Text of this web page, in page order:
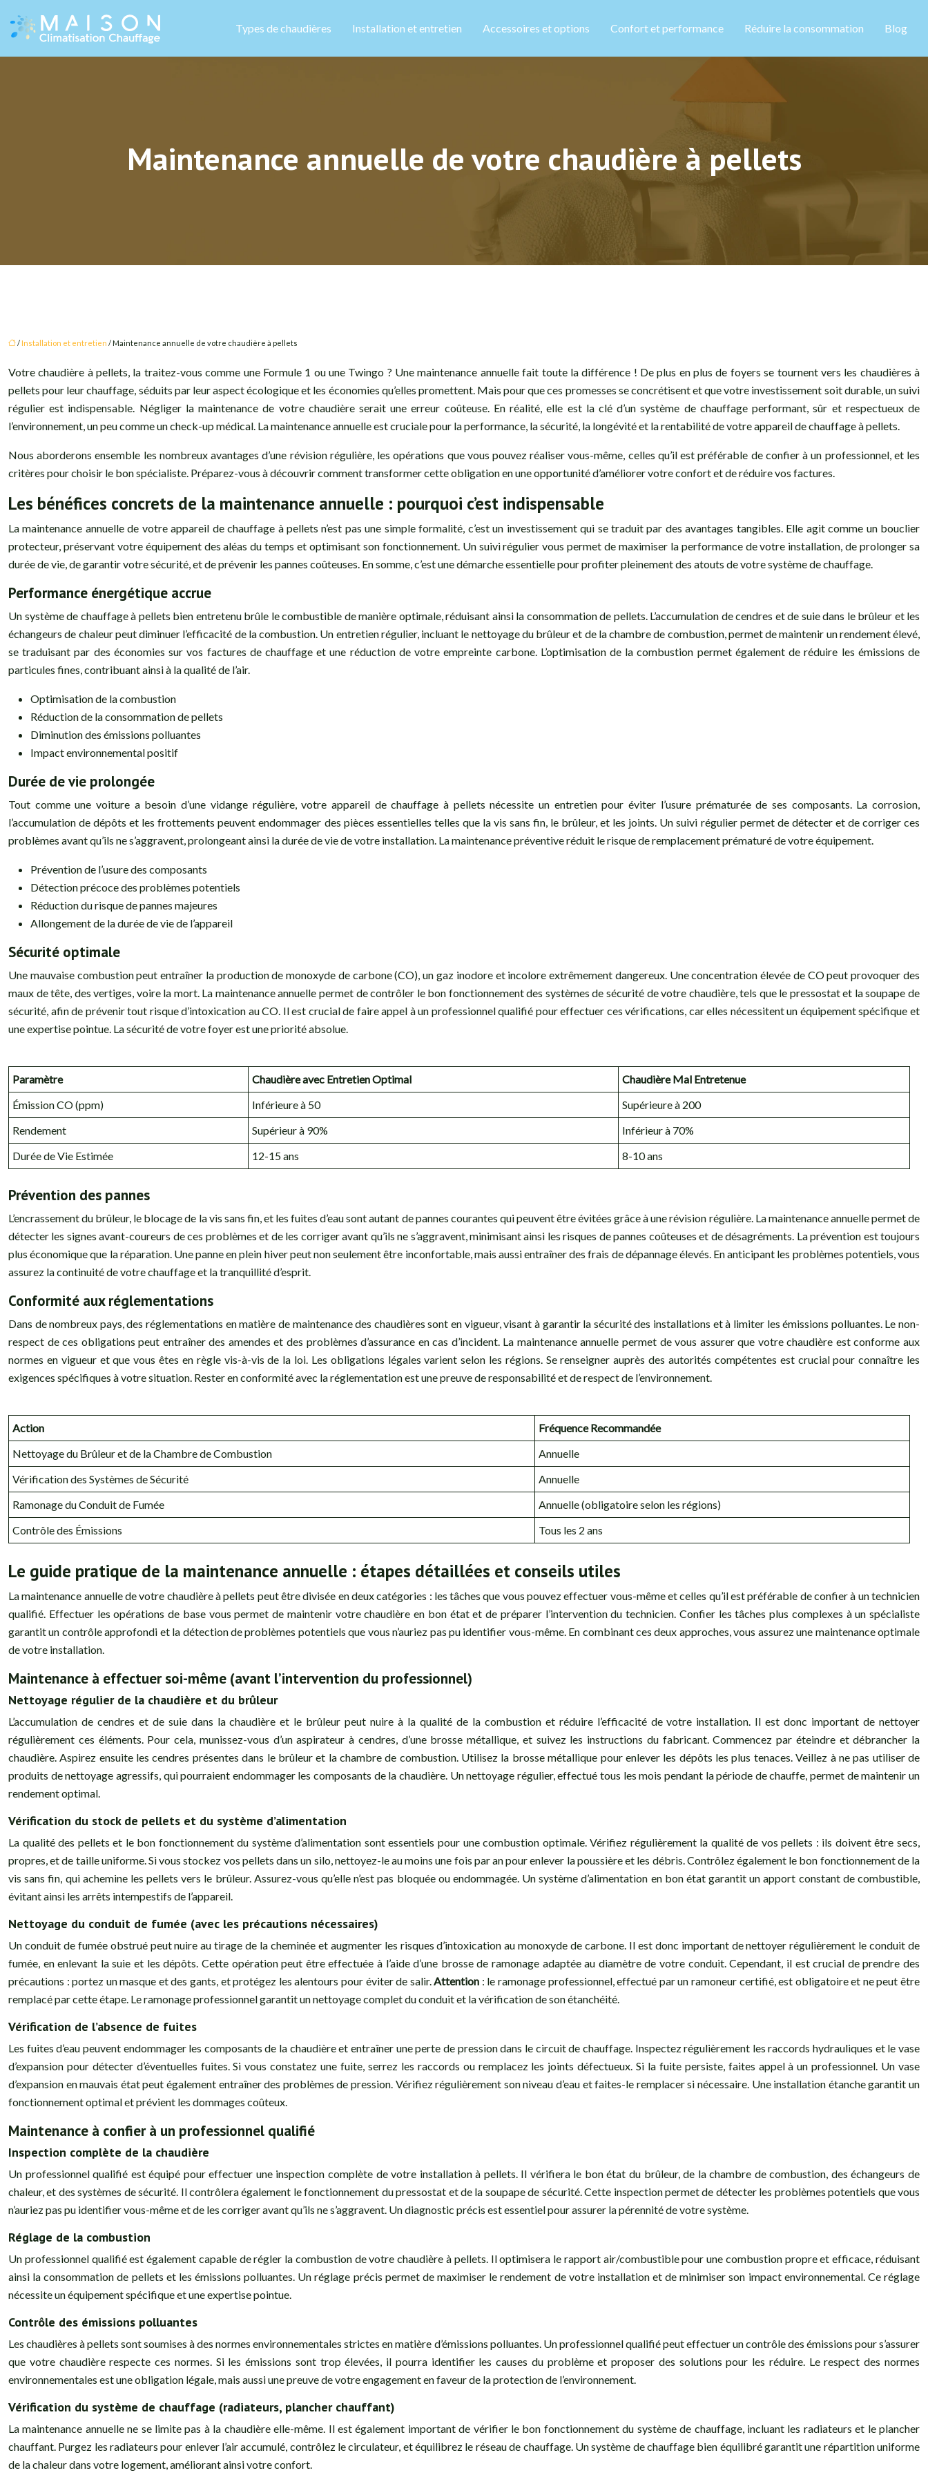
Types de chaudières Installation et entretien Accessoires et options Confort et performance Réduire la consommation Blog
Maintenance annuelle de votre chaudière à pellets
/ Installation et entretien / Maintenance annuelle de votre chaudière à pellets
Votre chaudière à pellets, la traitez-vous comme une Formule 1 ou une Twingo ? Une maintenance annuelle fait toute la différence ! De plus en plus de foyers se tournent vers les chaudières à
pellets pour leur chauffage, séduits par leur aspect écologique et les économies qu’elles promettent. Mais pour que ces promesses se concrétisent et que votre investissement soit durable, un suivi
régulier est indispensable. Négliger la maintenance de votre chaudière serait une erreur coûteuse. En réalité, elle est la clé d’un système de chauffage performant, sûr et respectueux de
l’environnement, un peu comme un check-up médical. La maintenance annuelle est cruciale pour la performance, la sécurité, la longévité et la rentabilité de votre appareil de chauffage à pellets.
Nous aborderons ensemble les nombreux avantages d’une révision régulière, les opérations que vous pouvez réaliser vous-même, celles qu’il est préférable de confier à un professionnel, et les
critères pour choisir le bon spécialiste. Préparez-vous à découvrir comment transformer cette obligation en une opportunité d’améliorer votre confort et de réduire vos factures.
Les bénéfices concrets de la maintenance annuelle : pourquoi c’est indispensable
La maintenance annuelle de votre appareil de chauffage à pellets n’est pas une simple formalité, c’est un investissement qui se traduit par des avantages tangibles. Elle agit comme un bouclier
protecteur, préservant votre équipement des aléas du temps et optimisant son fonctionnement. Un suivi régulier vous permet de maximiser la performance de votre installation, de prolonger sa
durée de vie, de garantir votre sécurité, et de prévenir les pannes coûteuses. En somme, c’est une démarche essentielle pour profiter pleinement des atouts de votre système de chauffage.
Performance énergétique accrue
Un système de chauffage à pellets bien entretenu brûle le combustible de manière optimale, réduisant ainsi la consommation de pellets. L’accumulation de cendres et de suie dans le brûleur et les
échangeurs de chaleur peut diminuer l’efficacité de la combustion. Un entretien régulier, incluant le nettoyage du brûleur et de la chambre de combustion, permet de maintenir un rendement élevé,
se traduisant par des économies sur vos factures de chauffage et une réduction de votre empreinte carbone. L’optimisation de la combustion permet également de réduire les émissions de
particules fines, contribuant ainsi à la qualité de l’air.
Optimisation de la combustion
Réduction de la consommation de pellets
Diminution des émissions polluantes
Impact environnemental positif
Durée de vie prolongée
Tout comme une voiture a besoin d’une vidange régulière, votre appareil de chauffage à pellets nécessite un entretien pour éviter l’usure prématurée de ses composants. La corrosion,
l’accumulation de dépôts et les frottements peuvent endommager des pièces essentielles telles que la vis sans fin, le brûleur, et les joints. Un suivi régulier permet de détecter et de corriger ces
problèmes avant qu’ils ne s’aggravent, prolongeant ainsi la durée de vie de votre installation. La maintenance préventive réduit le risque de remplacement prématuré de votre équipement.
Prévention de l’usure des composants
Détection précoce des problèmes potentiels
Réduction du risque de pannes majeures
Allongement de la durée de vie de l’appareil
Sécurité optimale
Une mauvaise combustion peut entraîner la production de monoxyde de carbone (CO), un gaz inodore et incolore extrêmement dangereux. Une concentration élevée de CO peut provoquer des
maux de tête, des vertiges, voire la mort. La maintenance annuelle permet de contrôler le bon fonctionnement des systèmes de sécurité de votre chaudière, tels que le pressostat et la soupape de
sécurité, afin de prévenir tout risque d’intoxication au CO. Il est crucial de faire appel à un professionnel qualifié pour effectuer ces vérifications, car elles nécessitent un équipement spécifique et
une expertise pointue. La sécurité de votre foyer est une priorité absolue.
Paramètre Chaudière avec Entretien Optimal
Chaudière Mal Entretenue
Émission CO (ppm)
Inférieure à 50
Supérieure à 200
Rendement
Supérieur à 90%
Inférieur à 70%
Durée de Vie Estimée
12-15 ans 8-10 ans
Prévention des pannes
L’encrassement du brûleur, le blocage de la vis sans fin, et les fuites d’eau sont autant de pannes courantes qui peuvent être évitées grâce à une révision régulière. La maintenance annuelle permet de
détecter les signes avant-coureurs de ces problèmes et de les corriger avant qu’ils ne s’aggravent, minimisant ainsi les risques de pannes coûteuses et de désagréments. La prévention est toujours
plus économique que la réparation. Une panne en plein hiver peut non seulement être inconfortable, mais aussi entraîner des frais de dépannage élevés. En anticipant les problèmes potentiels, vous
assurez la continuité de votre chauffage et la tranquillité d’esprit.
Conformité aux réglementations
Dans de nombreux pays, des réglementations en matière de maintenance des chaudières sont en vigueur, visant à garantir la sécurité des installations et à limiter les émissions polluantes. Le non-
respect de ces obligations peut entraîner des amendes et des problèmes d’assurance en cas d’incident. La maintenance annuelle permet de vous assurer que votre chaudière est conforme aux
normes en vigueur et que vous êtes en règle vis-à-vis de la loi. Les obligations légales varient selon les régions. Se renseigner auprès des autorités compétentes est crucial pour connaître les
exigences spécifiques à votre situation. Rester en conformité avec la réglementation est une preuve de responsabilité et de respect de l’environnement.
Action
Fréquence Recommandée
Nettoyage du Brûleur et de la Chambre de Combustion
Annuelle
Vérification des Systèmes de Sécurité
Annuelle
Ramonage du Conduit de Fumée
Annuelle (obligatoire selon les régions)
Contrôle des Émissions
Tous les 2 ans
Le guide pratique de la maintenance annuelle : étapes détaillées et conseils utiles
La maintenance annuelle de votre chaudière à pellets peut être divisée en deux catégories : les tâches que vous pouvez effectuer vous-même et celles qu’il est préférable de confier à un technicien
qualifié. Effectuer les opérations de base vous permet de maintenir votre chaudière en bon état et de préparer l’intervention du technicien. Confier les tâches plus complexes à un spécialiste
garantit un contrôle approfondi et la détection de problèmes potentiels que vous n’auriez pas pu identifier vous-même. En combinant ces deux approches, vous assurez une maintenance optimale
de votre installation.
Maintenance à effectuer soi-même (avant l’intervention du professionnel)
Nettoyage régulier de la chaudière et du brûleur
L’accumulation de cendres et de suie dans la chaudière et le brûleur peut nuire à la qualité de la combustion et réduire l’efficacité de votre installation. Il est donc important de nettoyer
régulièrement ces éléments. Pour cela, munissez-vous d’un aspirateur à cendres, d’une brosse métallique, et suivez les instructions du fabricant. Commencez par éteindre et débrancher la
chaudière. Aspirez ensuite les cendres présentes dans le brûleur et la chambre de combustion. Utilisez la brosse métallique pour enlever les dépôts les plus tenaces. Veillez à ne pas utiliser de
produits de nettoyage agressifs, qui pourraient endommager les composants de la chaudière. Un nettoyage régulier, effectué tous les mois pendant la période de chauffe, permet de maintenir un
rendement optimal.
Vérification du stock de pellets et du système d’alimentation
La qualité des pellets et le bon fonctionnement du système d’alimentation sont essentiels pour une combustion optimale. Vérifiez régulièrement la qualité de vos pellets : ils doivent être secs,
propres, et de taille uniforme. Si vous stockez vos pellets dans un silo, nettoyez-le au moins une fois par an pour enlever la poussière et les débris. Contrôlez également le bon fonctionnement de la
vis sans fin, qui achemine les pellets vers le brûleur. Assurez-vous qu’elle n’est pas bloquée ou endommagée. Un système d’alimentation en bon état garantit un apport constant de combustible,
évitant ainsi les arrêts intempestifs de l’appareil.
Nettoyage du conduit de fumée (avec les précautions nécessaires)
Un conduit de fumée obstrué peut nuire au tirage de la cheminée et augmenter les risques d’intoxication au monoxyde de carbone. Il est donc important de nettoyer régulièrement le conduit de
fumée, en enlevant la suie et les dépôts. Cette opération peut être effectuée à l’aide d’une brosse de ramonage adaptée au diamètre de votre conduit. Cependant, il est crucial de prendre des
précautions : portez un masque et des gants, et protégez les alentours pour éviter de salir.Attention : le ramonage professionnel, effectué par un ramoneur certifié, est obligatoire et ne peut être
remplacé par cette étape. Le ramonage professionnel garantit un nettoyage complet du conduit et la vérification de son étanchéité.
Vérification de l’absence de fuites
Les fuites d’eau peuvent endommager les composants de la chaudière et entraîner une perte de pression dans le circuit de chauffage. Inspectez régulièrement les raccords hydrauliques et le vase
d’expansion pour détecter d’éventuelles fuites. Si vous constatez une fuite, serrez les raccords ou remplacez les joints défectueux. Si la fuite persiste, faites appel à un professionnel. Un vase
d’expansion en mauvais état peut également entraîner des problèmes de pression. Vérifiez régulièrement son niveau d’eau et faites-le remplacer si nécessaire. Une installation étanche garantit un
fonctionnement optimal et prévient les dommages coûteux.
Maintenance à confier à un professionnel qualifié
Inspection complète de la chaudière
Un professionnel qualifié est équipé pour effectuer une inspection complète de votre installation à pellets. Il vérifiera le bon état du brûleur, de la chambre de combustion, des échangeurs de
chaleur, et des systèmes de sécurité. Il contrôlera également le fonctionnement du pressostat et de la soupape de sécurité. Cette inspection permet de détecter les problèmes potentiels que vous
n’auriez pas pu identifier vous-même et de les corriger avant qu’ils ne s’aggravent. Un diagnostic précis est essentiel pour assurer la pérennité de votre système.
Réglage de la combustion
Un professionnel qualifié est également capable de régler la combustion de votre chaudière à pellets. Il optimisera le rapport air/combustible pour une combustion propre et efficace, réduisant
ainsi la consommation de pellets et les émissions polluantes. Un réglage précis permet de maximiser le rendement de votre installation et de minimiser son impact environnemental. Ce réglage
nécessite un équipement spécifique et une expertise pointue.
Contrôle des émissions polluantes
Les chaudières à pellets sont soumises à des normes environnementales strictes en matière d’émissions polluantes. Un professionnel qualifié peut effectuer un contrôle des émissions pour s’assurer
que votre chaudière respecte ces normes. Si les émissions sont trop élevées, il pourra identifier les causes du problème et proposer des solutions pour les réduire. Le respect des normes
environnementales est une obligation légale, mais aussi une preuve de votre engagement en faveur de la protection de l’environnement.
Vérification du système de chauffage (radiateurs, plancher chauffant)
La maintenance annuelle ne se limite pas à la chaudière elle-même. Il est également important de vérifier le bon fonctionnement du système de chauffage, incluant les radiateurs et le plancher
chauffant. Purgez les radiateurs pour enlever l’air accumulé, contrôlez le circulateur, et équilibrez le réseau de chauffage. Un système de chauffage bien équilibré garantit une répartition uniforme
de la chaleur dans votre logement, améliorant ainsi votre confort.